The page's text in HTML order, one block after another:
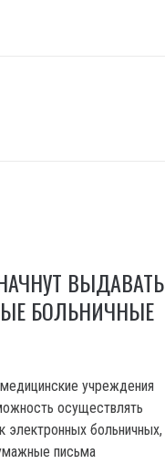
ВЫДАВАТЬ
БОЛЬНИЧНЫЕ
учреждения
осуществлять
электронных больничных,
письма